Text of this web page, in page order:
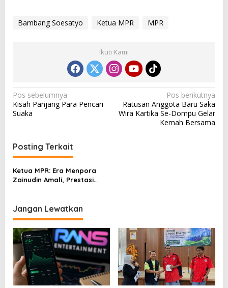
Bambang Soesatyo Ketua MPR MPR
Ikuti Kami
N
a
i
g
a
s
p
o
s
Pos sebelumnya
Kisah Panjang Para Pencari
Suaka
Pos berikutnya
Ratusan Anggota Baru Saka
Wira Kartika Se-Dompu Gelar
Kemah Bersama
Posting Terkait
Ketua MPR: Era Menpora
Zainudin Amali, Prestasi
Jangan Lewatkan